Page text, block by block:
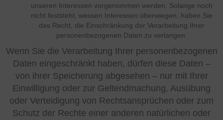
unseren Interessen vorgenommen werden. Solange noch
nicht feststeht, wessen Interessen überwiegen, haben Sie
das Recht, die Einschränkung der Verarbeitung Ihrer
personenbezogenen Daten zu verlangen.
Wenn Sie die Verarbeitung Ihrer personenbezogenen
Daten eingeschränkt haben, dürfen diese Daten –
von ihrer Speicherung abgesehen – nur mit Ihrer
Einwilligung oder zur Geltendmachung, Ausübung
oder Verteidigung von Rechtsansprüchen oder zum
Schutz der Rechte einer anderen natürlichen oder